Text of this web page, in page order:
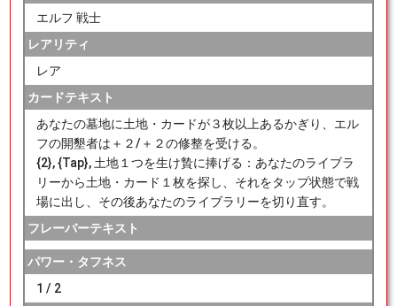
エルフ 戦士
レアリティ
レア
カードテキスト
あなたの墓地に土地・カードが３枚以上あるかぎり、エル
フの開墾者は＋２/＋２の修整を受ける。
{2}, {Tap}, 土地１つを生け贄に捧げる：あなたのライブラ
リーから土地・カード１枚を探し、それをタップ状態で戦
場に出し、その後あなたのライブラリーを切り直す。
フレーバーテキスト
パワー・タフネス
1 / 2